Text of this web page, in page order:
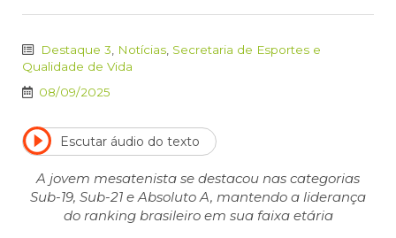
Destaque 3 Notícias Secretaria de Esportes e
Qualidade de Vida
08/09/2025
Escutar áudio do texto
A jovem mesatenista se destacou nas categorias
Sub-19, Sub-21 e Absoluto A, mantendo a liderança
do ranking brasileiro em sua faixa etária